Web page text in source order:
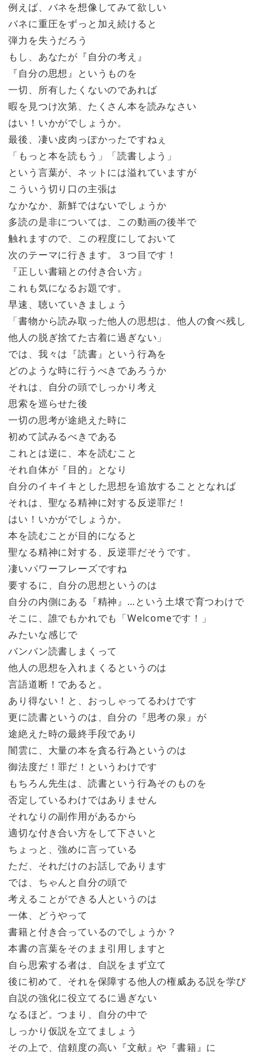
例えば、バネを想像してみて欲しい
バネに重圧をずっと加え続けると
弾力を失うだろう
もし、あなたが『自分の考え』
『自分の思想』というものを
一切、所有したくないのであれば
暇を見つけ次第、たくさん本を読みなさい
はい！いかがでしょうか。
最後、凄い皮肉っぽかったですねぇ
「もっと本を読もう」「読書しよう」
という言葉が、ネットには溢れていますが
こういう切り口の主張は
なかなか、新鮮ではないでしょうか
多読の是非については、この動画の後半で
触れますので、この程度にしておいて
次のテーマに行きます。３つ目です！
『正しい書籍との付き合い方』
これも気になるお題です。
早速、聴いていきましょう
「書物から読み取った他人の思想は、他人の食べ残し
他人の脱ぎ捨てた古着に過ぎない」
では、我々は『読書』という行為を
どのような時に行うべきであろうか
それは、自分の頭でしっかり考え
思索を巡らせた後
一切の思考が途絶えた時に
初めて試みるべきである
これとは逆に、本を読むこと
それ自体が『目的』となり
自分のイキイキとした思想を追放することとなれば
それは、聖なる精神に対する反逆罪だ！
はい！いかがでしょうか。
本を読むことが目的になると
聖なる精神に対する、反逆罪だそうです。
凄いパワーフレーズですね
要するに、自分の思想というのは
自分の内側にある『精神』…という土壌で育つわけで
そこに、誰でもかれでも「Welcomeです！」
みたいな感じで
バンバン読書しまくって
他人の思想を入れまくるというのは
言語道断！であると。
あり得ない！と、おっしゃってるわけです
更に読書というのは、自分の『思考の泉』が
途絶えた時の最終手段であり
闇雲に、大量の本を貪る行為というのは
御法度だ！罪だ！というわけです
もちろん先生は、読書という行為そのものを
否定しているわけではありません
それなりの副作用があるから
適切な付き合い方をして下さいと
ちょっと、強めに言っている
ただ、それだけのお話しであります
では、ちゃんと自分の頭で
考えることができる人というのは
一体、どうやって
書籍と付き合っているのでしょうか？
本書の言葉をそのまま引用しますと
自ら思索する者は、自説をまず立て
後に初めて、それを保障する他人の権威ある説を学び
自説の強化に役立てるに過ぎない
なるほど。つまり、自分の中で
しっかり仮説を立てましょう
その上で、信頼度の高い『文献』や『書籍』に